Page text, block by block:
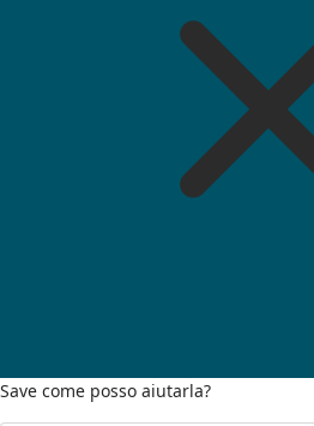
Save come posso aiutarla?